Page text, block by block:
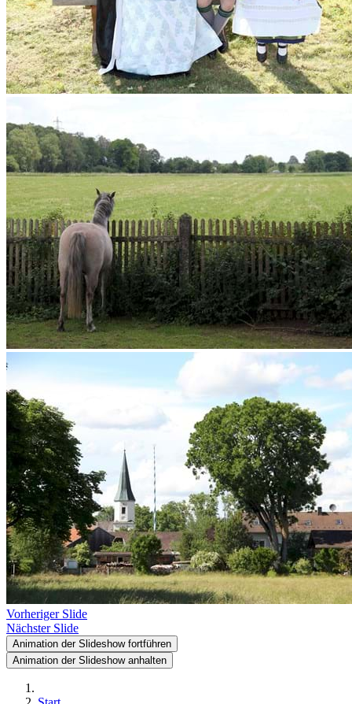
Vorheriger Slide
Nächster Slide
Animation der Slideshow fortführen
Animation der Slideshow anhalten